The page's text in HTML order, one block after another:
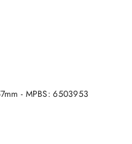
- MPBS: 6503953
DO KOSZYKA